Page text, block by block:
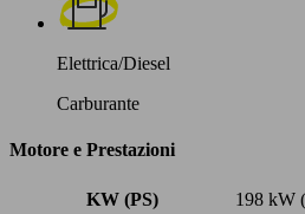
Elettrica/Diesel
Carburante
Motore e Prestazioni
KW (PS)
198 kW